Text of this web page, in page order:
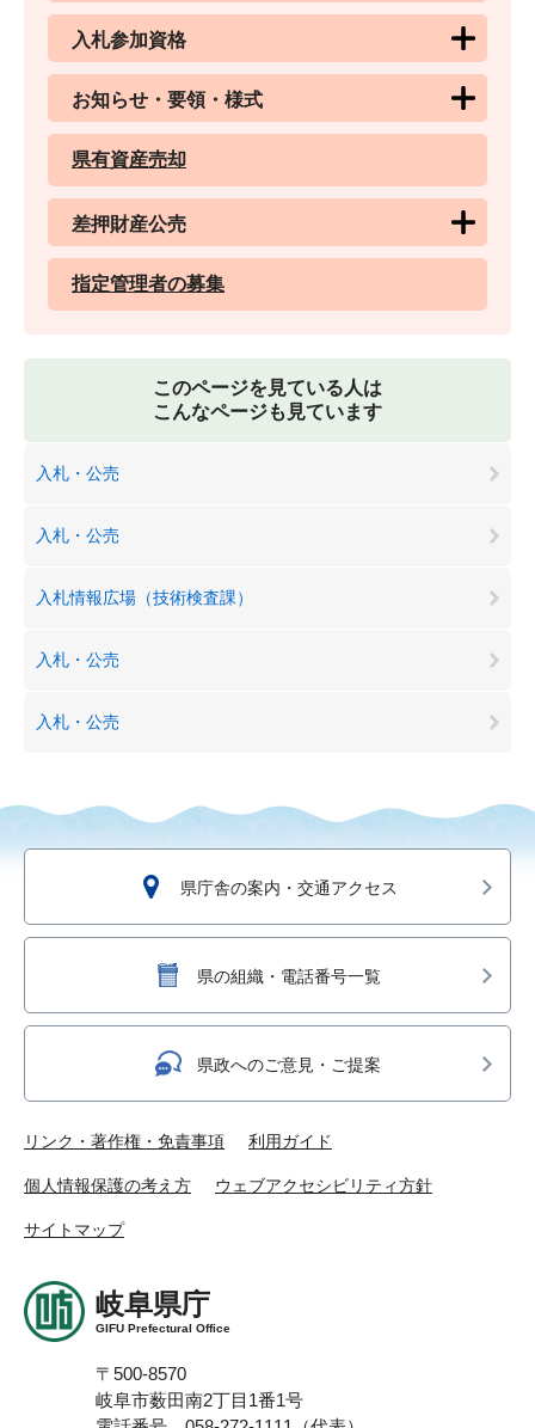
入札参加資格
お知らせ・要領・様式
県有資産売却
差押財産公売
指定管理者の募集
このページを見ている人は
こんなページも見ています
入札・公売
入札・公売
入札情報広場（技術検査課）
入札・公売
入札・公売
県庁舎の案内・交通アクセス
県の組織・電話番号一覧
県政へのご意見・ご提案
リンク・著作権・免責事項 利用ガイド
個人情報保護の考え方 ウェブアクセシビリティ方針
サイトマップ
岐阜県庁
GIFU Prefectural Office
〒500-8570
岐阜市薮田南2丁目1番1号